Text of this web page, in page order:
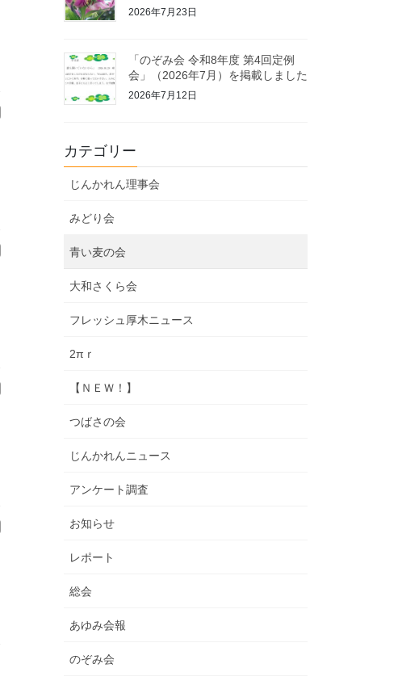
2026年7月23日
「のぞみ会 令和8年度 第4回定例
会」（2026年7月）を掲載しました
2026年7月12日
カテゴリー
じんかれん理事会
みどり会
青い麦の会
大和さくら会
フレッシュ厚木ニュース
2πｒ
【ＮＥＷ！】
つばさの会
じんかれんニュース
アンケート調査
お知らせ
レポート
総会
あゆみ会報
のぞみ会